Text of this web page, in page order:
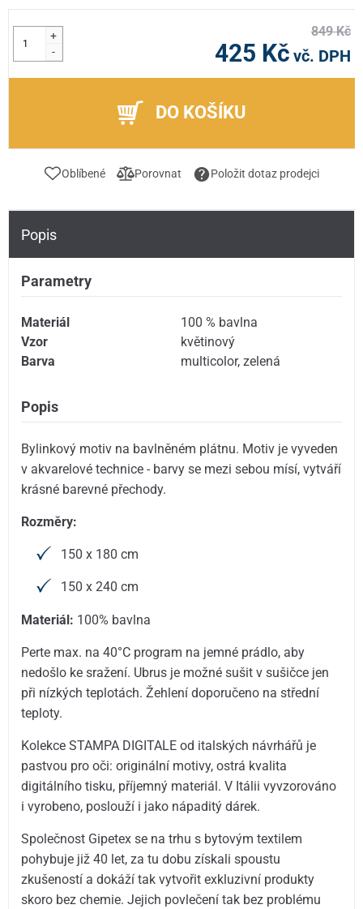
+
-
849 Kč
425 Kč vč. DPH
DO KOŠÍKU
Oblíbené Porovnat Položit dotaz prodejci
Popis
Parametry
Materiál
100 % bavlna
Vzor
květinový
Barva
multicolor,zelená
Popis
Bylinkový motiv na bavlněném plátnu. Motiv je vyveden
v akvarelové technice - barvy se mezi sebou mísí, vytváří
krásné barevné přechody.
Rozměry:
150 x 180 cm
150 x 240 cm
Materiál: 100% bavlna
Perte max. na 40°C program na jemné prádlo, aby
nedošlo ke sražení. Ubrus je možné sušit v sušičce jen
při nízkých teplotách. Žehlení doporučeno na střední
teploty.
Kolekce STAMPA DIGITALE od italských návrhářů je
pastvou pro oči: originální motivy, ostrá kvalita
digitálního tisku, příjemný materiál. V Itálii vyvzorováno
i vyrobeno, poslouží i jako nápaditý dárek.
Společnost Gipetex se na trhu s bytovým textilem
pohybuje již 40 let, za tu dobu získali spoustu
zkušeností a dokáží tak vytvořit exkluzivní produkty
skoro bez chemie. Jejich povlečení tak bez problému